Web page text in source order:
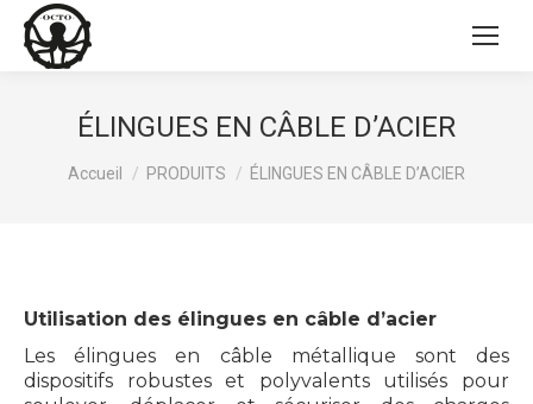
ÉLINGUES EN CÂBLE D’ACIER
Accueil PRODUITS ÉLINGUES EN CÂBLE D’ACIER
Utilisation des élingues en câble d’acier
Les élingues en câble métallique sont des
dispositifs robustes et polyvalents utilisés pour